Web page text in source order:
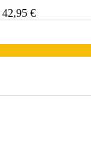
42,95 €